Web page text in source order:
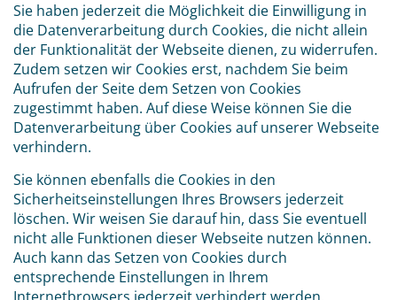
Sie haben jederzeit die Möglichkeit die Einwilligung in
die Datenverarbeitung durch Cookies, die nicht allein
der Funktionalität der Webseite dienen, zu widerrufen.
Zudem setzen wir Cookies erst, nachdem Sie beim
Aufrufen der Seite dem Setzen von Cookies
zugestimmt haben. Auf diese Weise können Sie die
Datenverarbeitung über Cookies auf unserer Webseite
verhindern.
Sie können ebenfalls die Cookies in den
Sicherheitseinstellungen Ihres Browsers jederzeit
löschen. Wir weisen Sie darauf hin, dass Sie eventuell
nicht alle Funktionen dieser Webseite nutzen können.
Auch kann das Setzen von Cookies durch
entsprechende Einstellungen in Ihrem